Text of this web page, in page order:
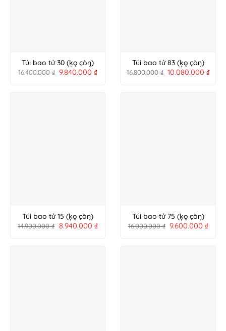
Túi bao tử 30 (ķǫ çòŋ)
16.400.000₫ 9.840.000₫
Túi bao tử 83 (ķǫ çòŋ)
16.800.000₫ 10.080.000₫
Túi bao tử 15 (ķǫ çòŋ)
14.900.000₫ 8.940.000 ₫
Túi bao tử 75 (ķǫ çòŋ)
16.000.000₫ 9.600.000₫